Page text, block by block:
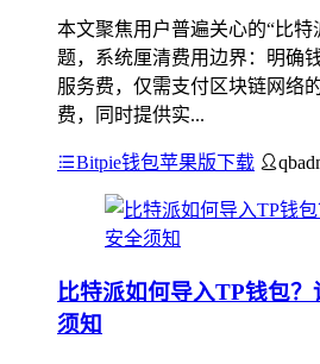
本文聚焦用户普遍关心的“比特
题，系统厘清费用边界：明确
服务费，仅需支付区块链网络
费，同时提供实...
Bitpie钱包苹果版下载
比特派如何导入TP钱包
须知